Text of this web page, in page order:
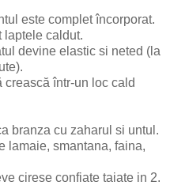
este complet încorporat.
laptele caldut.
devine elastic si neted (la
într-un loc cald
branza cu zaharul si untul.
lamaie, smantana, faina,
cirese confiate taiate in 2.